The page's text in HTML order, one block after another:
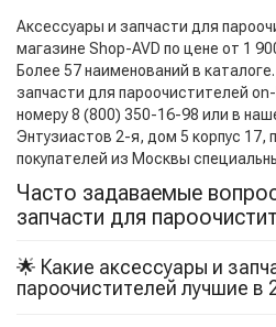
Аксессуары и запчасти для
магазине Shop-AVD по цене от 1
Более 57 наименований в
запчасти для пароочистителей
номеру 8 (800) 350-16-98 или в
Энтузиастов 2-я, дом 5 корпус
покупателей из Москвы
Часто задаваемые
запчасти для
🌟 Какие аксессуары и
пароочистителей лучшие в